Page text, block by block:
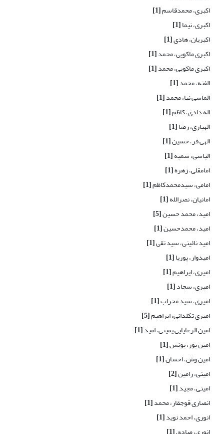
اکبری، محمدقاسم[1]
اکبری، نیما[1]
اکبریان، هادی[1]
اکبری ماکویی، محمد[1]
اکبری ماکویی، محمد[1]
الفته، محمد[1]
الماسی نیا، محمد[1]
اله دادی، کاظم[1]
الهیاری، رضا[1]
الهی فر، حسین[1]
الیاسی، سمیه[1]
امامقلی، زهره[1]
امامی، سیدمحمدکاظم[1]
امانیان، نصرالله[1]
امید، محمد حسین[5]
امید، محمدحسین[1]
امید نائینی، سید تقی[1]
امیدوار، پوریا[1]
امیری، ایراهیم[1]
امیری، سجاد[1]
امیری، سید محراب[1]
امیری تکلدانی، ابراهیم[5]
امین الرعایایی یمینی، امید[1]
امین پور، یونس[1]
امین وش، احسان[1]
امینی، رامین[2]
امینی، مجید[1]
انصاری قوجقار، محمد[1]
انوری، احمد نوید[1]